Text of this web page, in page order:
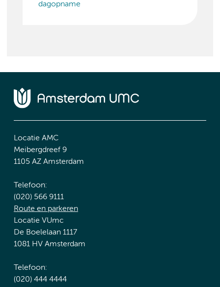
dagopname
Locatie AMC
Meibergdreef 9
1105 AZ Amsterdam
Telefoon:
(020) 566 9111
Route en parkeren
Locatie VUmc
De Boelelaan 1117
1081 HV Amsterdam
Telefoon:
(020) 444 4444